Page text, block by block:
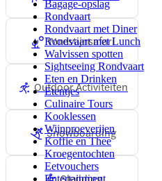
Bagage-opslag
Rondvaart
Rondvaart met Diner
Rondvaart met Lunch
Walvissen spotten
Sightseeing Rondvaart
Eten en Drinken
Etentjes
Culinaire Tours
Kooklessen
Wijnproeverijen
Koffie en Thee
Kroegentochten
Eetvouchers
Entertainment
Woestijnsafari
Outdoor Activiteiten
Snowboarding
Sledding